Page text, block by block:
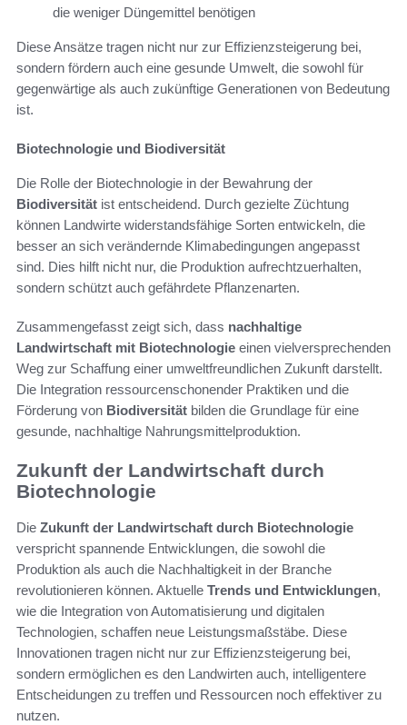
die weniger Düngemittel benötigen
Diese Ansätze tragen nicht nur zur Effizienzsteigerung bei,
sondern fördern auch eine gesunde Umwelt, die sowohl für
gegenwärtige als auch zukünftige Generationen von Bedeutung
ist.
Biotechnologie und Biodiversität
Die Rolle der Biotechnologie in der Bewahrung der
Biodiversität ist entscheidend. Durch gezielte Züchtung
können Landwirte widerstandsfähige Sorten entwickeln, die
besser an sich verändernde Klimabedingungen angepasst
sind. Dies hilft nicht nur, die Produktion aufrechtzuerhalten,
sondern schützt auch gefährdete Pflanzenarten.
Zusammengefasst zeigt sich, dass nachhaltige
Landwirtschaft mit Biotechnologie einen vielversprechenden
Weg zur Schaffung einer umweltfreundlichen Zukunft darstellt.
Die Integration ressourcenschonender Praktiken und die
Förderung von Biodiversität bilden die Grundlage für eine
gesunde, nachhaltige Nahrungsmittelproduktion.
Zukunft der Landwirtschaft durch
Biotechnologie
Die Zukunft der Landwirtschaft durch Biotechnologie
verspricht spannende Entwicklungen, die sowohl die
Produktion als auch die Nachhaltigkeit in der Branche
revolutionieren können. Aktuelle Trends und Entwicklungen,
wie die Integration von Automatisierung und digitalen
Technologien, schaffen neue Leistungsmaßstäbe. Diese
Innovationen tragen nicht nur zur Effizienzsteigerung bei,
sondern ermöglichen es den Landwirten auch, intelligentere
Entscheidungen zu treffen und Ressourcen noch effektiver zu
nutzen.